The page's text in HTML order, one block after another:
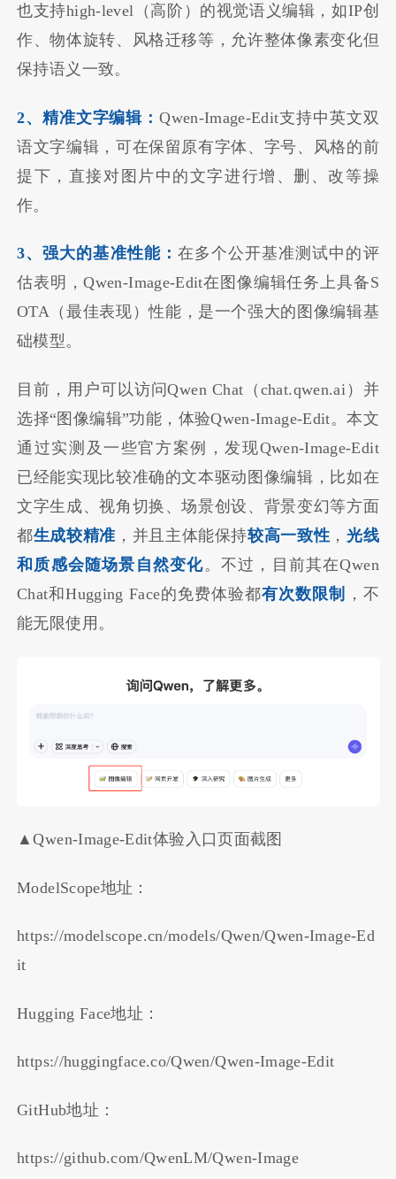
也支持high-level（高阶）的视觉语义编辑，如IP创
作、物体旋转、风格迁移等，允许整体像素变化但
保持语义一致。
2、精准⽂字编辑：Qwen-Image-Edit支持中英文双
语文字编辑，可在保留原有字体、字号、风格的前
提下，直接对图片中的文字进行增、删、改等操
作。
3、强⼤的基准性能： 在多个公开基准测试中的评
估表明，Qwen-Image-Edit在图像编辑任务上具备S
OTA（最佳表现）性能，是一个强大的图像编辑基
础模型。
目前，用户可以访问Qwen Chat（chat.qwen.ai）并
选择“图像编辑”功能，体验Qwen-Image-Edit。本文
通过实测及一些官方案例，发现Qwen-Image-Edit
已经能实现比较准确的文本驱动图像编辑，比如在
文字生成、视角切换、场景创设、背景变幻等方面
都生成较精准 ，并且主体能保持较高一致性 ， 光线
和质感会随场景自然变化。不过，目前其在Qwen
Chat和Hugging Face的免费体验都有次数限制
，不
能无限使用。
▲Qwen-Image-Edit体验入口页面截图
ModelScope地址：
https://modelscope.cn/models/Qwen/Qwen-Image-Ed
it
Hugging Face地址：
https://huggingface.co/Qwen/Qwen-Image-Edit
GitHub地址：
https://github.com/QwenLM/Qwen-Image